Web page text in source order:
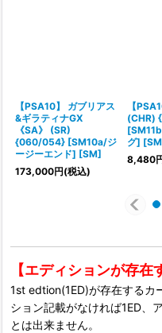
【PSA10】 ガブリアス
&ギラティナGX
《SA》 (SR)
{060/054} [SM10a/ジ
ージーエンド] [SM]
173,000円(税込)
【
(CHR)
グ]
8,480
【エディションが存在
1st edtion(1ED)が存在するカ
ション記載がなければ1ED、
とは出来ません。